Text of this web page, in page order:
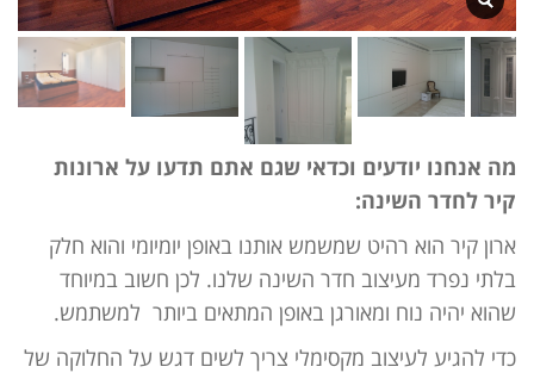
מה אנחנו יודעים וכדאי שגם אתם תדעו על ארונות
קיר לחדר השינה:
ארון קיר הוא רהיט שמשמש אותנו באופן יומיומי והוא חלק
בלתי נפרד מעיצוב חדר השינה שלנו. לכן חשוב במיוחד
שהוא יהיה נוח ומאורגן באופן המתאים ביותר למשתמש.
כדי להגיע לעיצוב מקסימלי צריך לשים דגש על החלוקה של